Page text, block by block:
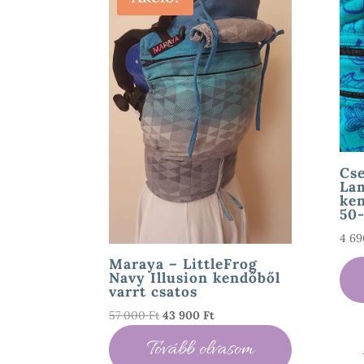
Maraya – LittleFrog
Navy Illusion kendőből
varrt csatos
57 000FtOriginal
was:
43 900FtCurrent
is:
Tovább olvasom
4